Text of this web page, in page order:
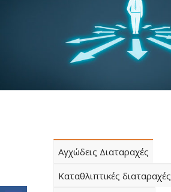
Αγχώδεις Διαταραχές
Καταθλιπτικές διαταραχές